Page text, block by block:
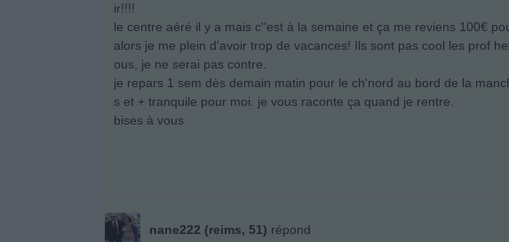
ir!!!!
le centre aéré il y a mais c''est à la semaine et ça me reviens 100€
alors je me plein d'avoir trop de vacances! Ils sont pas cool les prof
ous, je ne serai pas contre.
je repars 1 sem dès demain matin pour le ch'nord au bord de la
s et + tranquile pour moi. je vous raconte ça quand je rentre.
bises à vous
nane222 (reims, 51) répond